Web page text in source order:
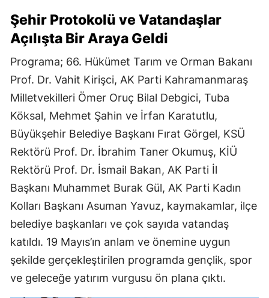
Şehir Protokolü ve Vatandaşlar
Açılışta Bir Araya Geldi
Programa; 66. Hükümet Tarım ve Orman Bakanı
Prof. Dr. Vahit Kirişci, AK Parti Kahramanmaraş
Milletvekilleri Ömer Oruç Bilal Debgici, Tuba
Köksal, Mehmet Şahin ve İrfan Karatutlu,
Büyükşehir Belediye Başkanı Fırat Görgel, KSÜ
Rektörü Prof. Dr. İbrahim Taner Okumuş, KİÜ
Rektörü Prof. Dr. İsmail Bakan, AK Parti İl
Başkanı Muhammet Burak Gül, AK Parti Kadın
Kolları Başkanı Asuman Yavuz, kaymakamlar, ilçe
belediye başkanları ve çok sayıda vatandaş
katıldı. 19 Mayıs’ın anlam ve önemine uygun
şekilde gerçekleştirilen programda gençlik, spor
ve geleceğe yatırım vurgusu ön plana çıktı.